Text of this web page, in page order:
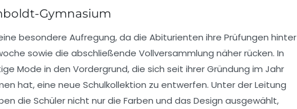
Gymnasium
besondere Aufregung, da die Abiturienten ihre Prüfungen hinter
sowie die abschließende Vollversammlung näher rücken. In
Mode in den Vordergrund, die sich seit ihrer Gründung im Jahr
hat, eine neue Schulkollektion zu entwerfen. Unter der Leitung
die Schüler nicht nur die Farben und das Design ausgewählt,